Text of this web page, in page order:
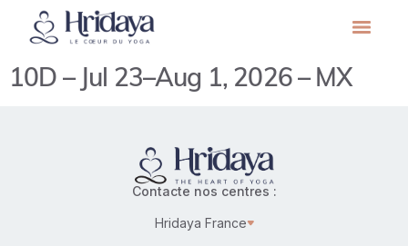
10D – Jul 23–Aug 1, 2026 – MX
Contacte nos centres :
Hridaya France